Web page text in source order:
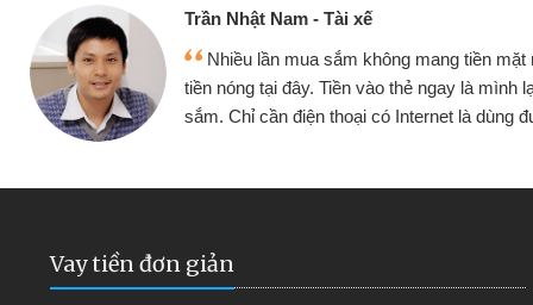
đều vay
tiếp tục mua
Tôi kinh doanh buôn bán
hàng, nhờ biết đến website
quyết được công việc của
Vay tiền đơn giản